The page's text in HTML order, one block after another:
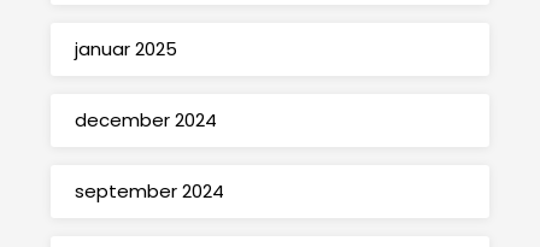
januar 2025
december 2024
september 2024